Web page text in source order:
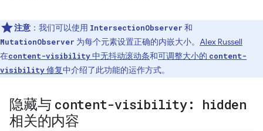
注意 ：我们可以使用 IntersectionObserver 和
MutationObserver 为每个元素设置正确的内嵌大小。 Alex Russell
在content-visibility中无抖动滚动条和可调整大小的 content-
visibility修复中介绍了此功能的运作方式。
隐藏与 content-visibility: hidden
相关的内容